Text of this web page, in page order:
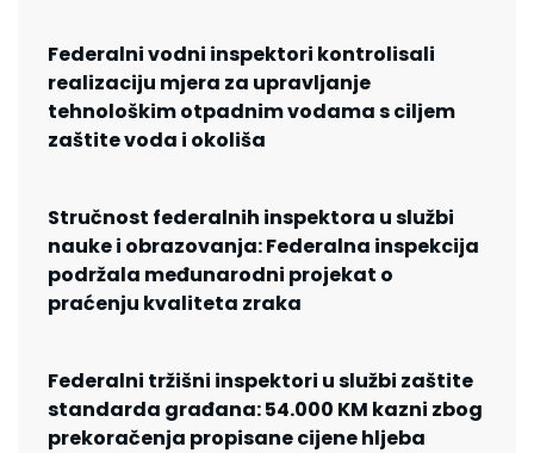
Federalni vodni inspektori kontrolisali
realizaciju mjera za upravljanje
tehnološkim otpadnim vodama s ciljem
zaštite voda i okoliša
Stručnost federalnih inspektora u službi
nauke i obrazovanja: Federalna inspekcija
podržala međunarodni projekat o
praćenju kvaliteta zraka
Federalni tržišni inspektori u službi zaštite
standarda građana: 54.000 KM kazni zbog
prekoračenja propisane cijene hljeba